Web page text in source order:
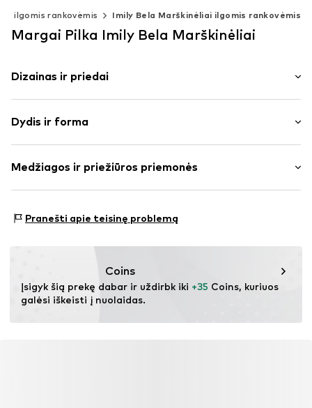
ilgomis rankovėmis Imily Bela Marškinėliai ilgomis rankovėmis
Margai Pilka Imily Bela Marškinėliai
Dizainas ir priedai
plonas trikotažas
Apskrita kaklo iškirptė
Dygsniuotas apvadas / kraštas
Dydis ir forma
Ilgis: Normalaus ilgio
Pritaikomumas: Įprastas prigludimas
Dydžių lentelė
Medžiagos ir priežiūros priemonės
Elastanas
Pranešti apie teisinę problemą
Coins
Įsigyk šią prekę dabar ir uždirbk iki +35 Coins, kuriuos
galėsi iškeisti į nuolaidas.